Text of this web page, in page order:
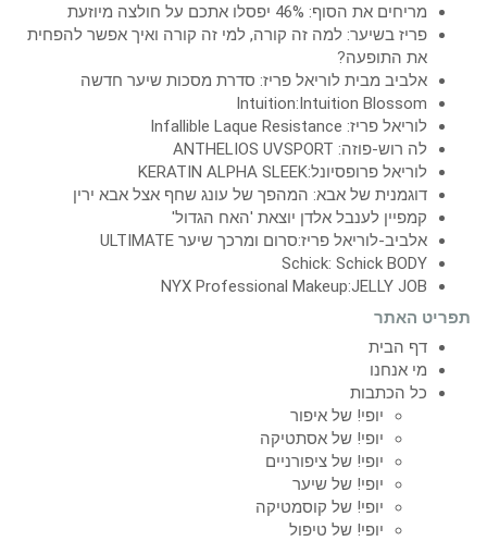
מריחים את הסוף: 46% יפסלו אתכם על חולצה מיוזעת
פריז בשיער: למה זה קורה, למי זה קורה ואיך אפשר להפחית
את התופעה?
אלביב מבית לוריאל פריז: סדרת מסכות שיער חדשה
Intuition:Intuition Blossom
לוריאל פריז: Infallible Laque Resistance
לה רוש-פוזה: ANTHELIOS UVSPORT
לוריאל פרופסיונל:KERATIN ALPHA SLEEK
דוגמנית של אבא: המהפך של עונג שחף אצל אבא ירין
קמפיין לענבל אלדן יוצאת 'האח הגדול'
אלביב-לוריאל פריז:סרום ומרכך שיער ULTIMATE
Schick: Schick BODY
NYX Professional Makeup:JELLY JOB
תפריט האתר
דף הבית
מי אנחנו
כל הכתבות
יופי! של איפור
יופי! של אסתטיקה
יופי! של ציפורניים
יופי! של שיער
יופי! של קוסמטיקה
יופי! של טיפול